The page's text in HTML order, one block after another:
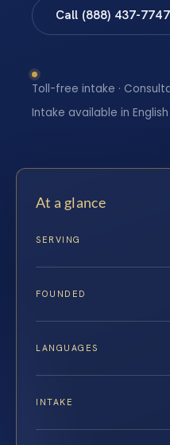
Call (888) 437-7747
Toll-free intake ·
Intake available in
At a glance
SERVING
FOUNDED
LANGUAGES
INTAKE